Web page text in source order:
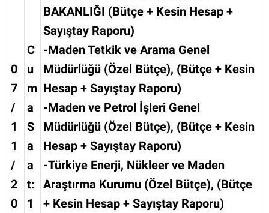
0
7
/
1
1
/
2
0
C
u
m
a
S
a
a
t:
1
BAKANLIĞI (Bütçe + Kesin Hesap +
Sayıştay Raporu)
-Maden Tetkik ve Arama Genel
Müdürlüğü (Özel Bütçe), (Bütçe + Kesin
Hesap + Sayıştay Raporu)
-Maden ve Petrol İşleri Genel
Müdürlüğü (Özel Bütçe), (Bütçe + Kesin
Hesap + Sayıştay Raporu)
-Türkiye Enerji, Nükleer ve Maden
Araştırma Kurumu (Özel Bütçe), (Bütçe
+ Kesin Hesap + Sayıştay Raporu)